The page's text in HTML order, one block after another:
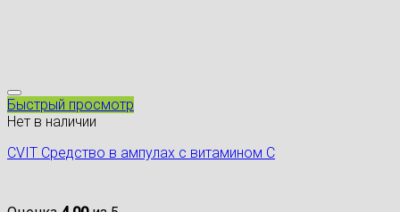
Быстрый просмотр
Нет в наличии
CVIT Средство в ампулах с витамином С